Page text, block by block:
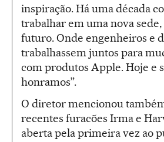
inspiração. Há uma década
trabalhar em uma nova
futuro. Onde engenheiros e
trabalhassem juntos para
com produtos Apple. Hoje e
honramos”.
O diretor mencionou
recentes furacões Irma e
aberta pela primeira vez ao